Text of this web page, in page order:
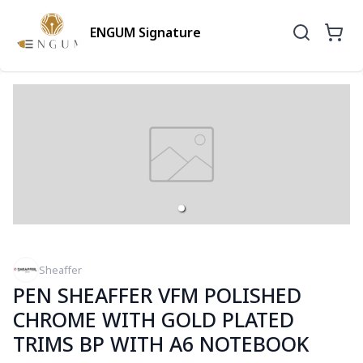
ENGUM Signature
Sheaffer
PEN SHEAFFER VFM POLISHED
CHROME WITH GOLD PLATED
TRIMS BP WITH A6 NOTEBOOK